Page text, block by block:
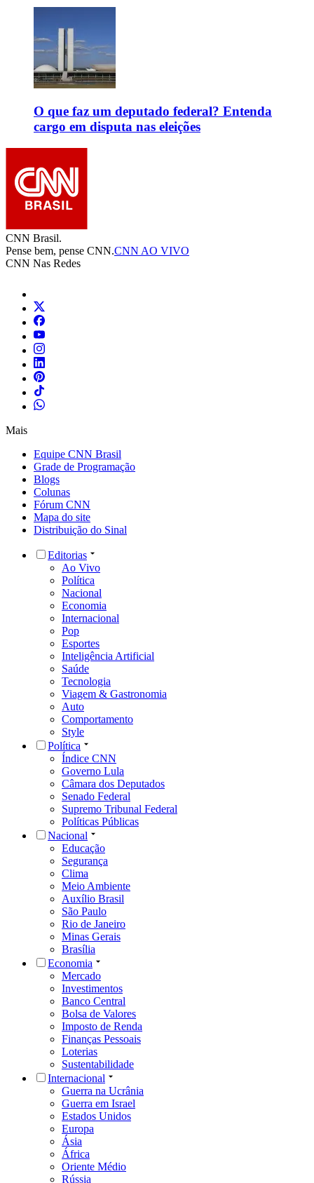
O que faz um deputado federal? Entenda
cargo em disputa nas eleições
CNN Brasil.
Pense bem, pense CNN.CNN AO VIVO
CNN Nas Redes
Mais
Equipe CNN Brasil
Grade de Programação
Blogs
Colunas
Fórum CNN
Mapa do site
Distribuição do Sinal
Editorias
Ao Vivo
Política
Nacional
Economia
Internacional
Pop
Esportes
Inteligência Artificial
Saúde
Tecnologia
Viagem & Gastronomia
Auto
Comportamento
Style
Política
Índice CNN
Governo Lula
Câmara dos Deputados
Senado Federal
Supremo Tribunal Federal
Políticas Públicas
Nacional
Educação
Segurança
Clima
Meio Ambiente
Auxílio Brasil
São Paulo
Rio de Janeiro
Minas Gerais
Brasília
Economia
Mercado
Investimentos
Banco Central
Bolsa de Valores
Imposto de Renda
Finanças Pessoais
Loterias
Sustentabilidade
Internacional
Guerra na Ucrânia
Guerra em Israel
Estados Unidos
Europa
Ásia
África
Oriente Médio
Rússia